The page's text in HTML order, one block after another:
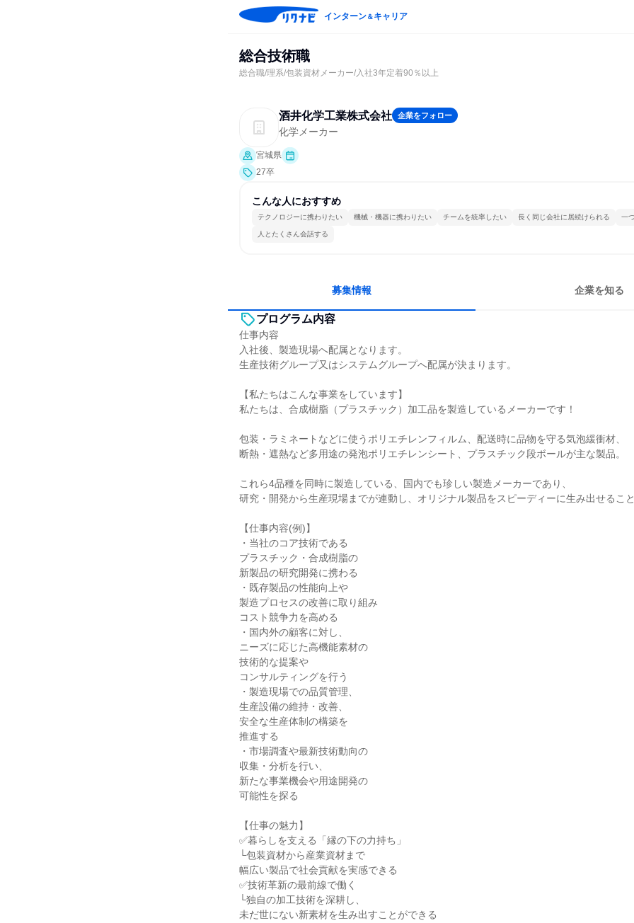
インターン＆キャリア
総合技術職
総合職/理系/包装資材メーカー/入社3年定着90％以上
酒井化学工業株式会社 企業をフォロー
化学メーカー
宮城県
27卒
こんな人におすすめ
テクノロジーに携わりたい 機械・機器に携わりたい チームを統率したい 長く同じ会社に居続けられる 一
人とたくさん会話する
募集情報 企業を知る
プログラム内容
仕事内容
入社後、製造現場へ配属となります。
生産技術グループ又はシステムグループへ配属が決まります。
【私たちはこんな事業をしています】
私たちは、合成樹脂（プラスチック）加工品を製造しているメーカーです！
包装・ラミネートなどに使うポリエチレンフィルム、配送時に品物を守る気泡緩衝材、
断熱・遮熱など多用途の発泡ポリエチレンシート、プラスチック段ボールが主な製品。
これら4品種を同時に製造している、国内でも珍しい製造メーカーであり、
研究・開発から生産現場までが連動し、オリジナル製品をスピーディーに生み出せるこ
【仕事内容(例)】
・当社のコア技術である
プラスチック・合成樹脂の
新製品の研究開発に携わる
・既存製品の性能向上や
製造プロセスの改善に取り組み
コスト競争力を高める
・国内外の顧客に対し、
ニーズに応じた高機能素材の
技術的な提案や
コンサルティングを行う
・製造現場での品質管理、
生産設備の維持・改善、
安全な生産体制の構築を
推進する
・市場調査や最新技術動向の
収集・分析を行い、
新たな事業機会や用途開発の
可能性を探る
【仕事の魅力】
✅暮らしを支える「縁の下の力持ち」
└包装資材から産業資材まで
幅広い製品で社会貢献を実感できる
✅技術革新の最前線で働く
└独自の加工技術を深耕し、
未だ世にない新素材を生み出すことができる